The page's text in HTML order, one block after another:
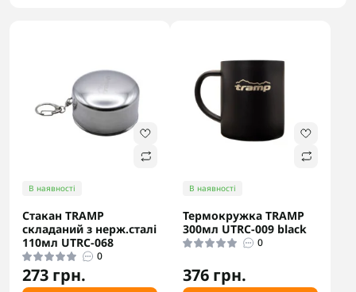
В наявності
Стакан TRAMP
складаний з нерж.сталі
110мл UTRC-068
0
273 грн.
В наявності
Термокружка TRAMP
300мл UTRC-009 black
0
376 грн.